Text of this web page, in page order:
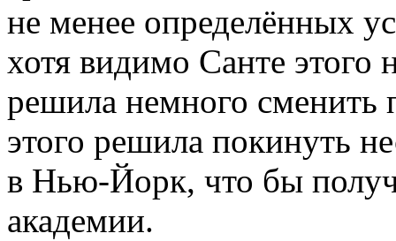
не менее определённых
хотя видимо Санте этого
решила немного сменить
этого решила покинуть
в Нью-Йорк, что бы
академии.